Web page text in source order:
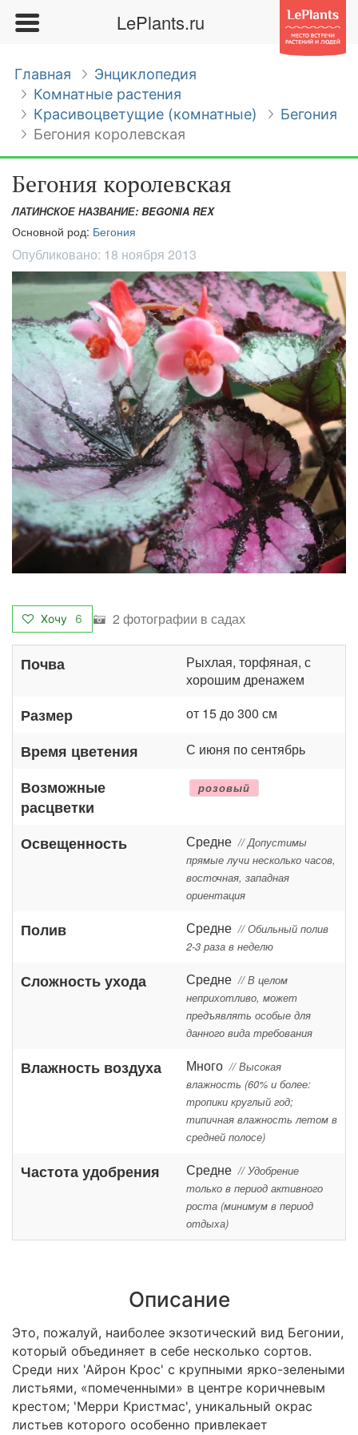
LePlants.ru
Главная
Энциклопедия
Комнатные растения
Красивоцветущие (комнатные)
Бегония
Бегония королевская
Бегония королевская
ЛАТИНСКОЕ НАЗВАНИЕ: BEGONIA REX
Основной род: Бегония
Опубликовано: 18 ноября 2013
Хочу 6 2 фотографии в садах
Почва
Рыхлая, торфяная, с
хорошим дренажем
Размер от 15 до 300 см
Время цветения С июня по сентябрь
Возможные
расцветки
розовый
Освещенность Средне // Допустимы
прямые лучи несколько часов,
восточная, западная
ориентация
Полив Средне // Обильный полив
2-3 раза в неделю
Сложность ухода Средне // В целом
неприхотливо, может
предъявлять особые для
данного вида требования
Влажность воздуха Много // Высокая
влажность (60% и более:
тропики круглый год;
типичная влажность летом в
средней полосе)
Частота удобрения Средне // Удобрение
только в период активного
роста (минимум в период
отдыха)
Описание
Это, пожалуй, наиболее экзотический вид Бегонии,
который объединяет в себе несколько сортов.
Среди них 'Айрон Крос' с крупными ярко-зелеными
листьями, «помеченными» в центре коричневым
крестом; 'Мерри Кристмас', уникальный окрас
листьев которого особенно привлекает